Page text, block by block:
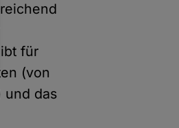
für
(von
und das